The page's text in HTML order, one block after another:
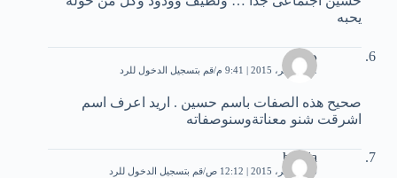
يحبه
دعاء
22 نوفمبر، 2015 | 9:41 م قم بتسجيل الدخول للرد
صحيح هذه الصفات باسم حسين . اريد اعرف اسم
اشرقت شنو معناتةوسنوصفاته
houda
26 نوفمبر، 2015 | 12:12 ص قم بتسجيل الدخول للرد